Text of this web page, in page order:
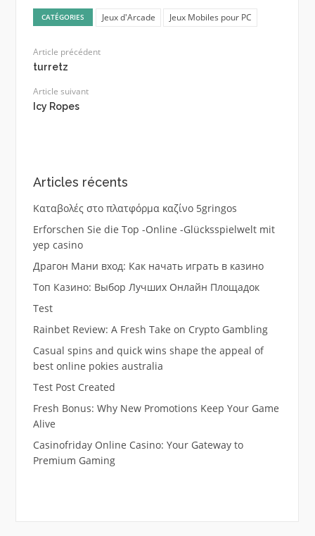
CATÉGORIES Jeux d'Arcade Jeux Mobiles pour PC
Article précédent
turretz
Article suivant
Icy Ropes
Articles récents
Καταβολές στο πλατφόρμα καζίνο 5gringos
Erforschen Sie die Top -Online -Glücksspielwelt mit
yep casino
Драгон Мани вход: Как начать играть в казино
Топ Казино: Выбор Лучших Онлайн Площадок
Test
Rainbet Review: A Fresh Take on Crypto Gambling
Casual spins and quick wins shape the appeal of
best online pokies australia
Test Post Created
Fresh Bonus: Why New Promotions Keep Your Game
Alive
Casinofriday Online Casino: Your Gateway to
Premium Gaming